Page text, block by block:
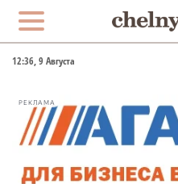
12:36, 9 Августа
РЕКЛАМА